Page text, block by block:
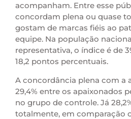
acompanham. Entre esse
concordam plena ou quase
gostam de marcas fiéis ao
equipe. Na população
representativa, o índice é de
18,2 pontos percentuais.
A concordância plena com a
29,4% entre os apaixonados
no grupo de controle. Já
totalmente, em comparação